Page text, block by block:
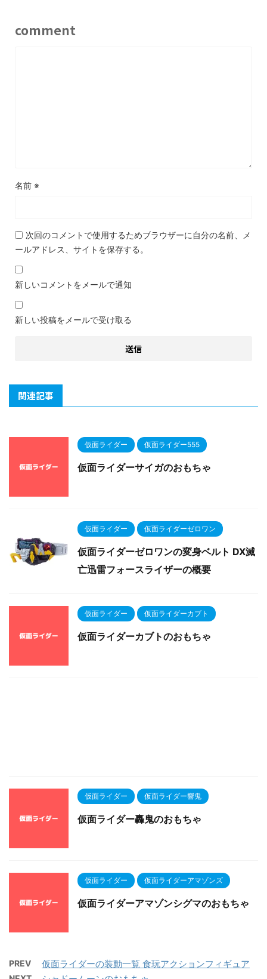
comment
名前 ※
次回のコメントで使用するためブラウザーに自分の名前、メ
ールアドレス、サイトを保存する。
新しいコメントをメールで通知
新しい投稿をメールで受け取る
関連記事
仮面ライダー 仮面ライダー555
仮面ライダーサイガのおもちゃ
仮面ライダー 仮面ライダーゼロワン
仮面ライダーゼロワンの変身ベルト DX滅
亡迅雷フォースライザーの概要
仮面ライダー 仮面ライダーカブト
仮面ライダーカブトのおもちゃ
仮面ライダー 仮面ライダー響鬼
仮面ライダー轟鬼のおもちゃ
仮面ライダー 仮面ライダーアマゾンズ
仮面ライダーアマゾンシグマのおもちゃ
PREV 仮面ライダーの装動一覧 食玩アクションフィギュア